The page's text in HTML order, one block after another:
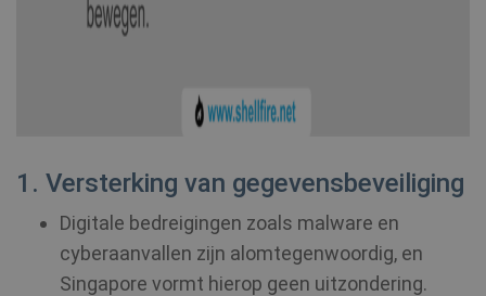
1. Versterking van gegevensbeveiliging
Digitale bedreigingen zoals malware en
cyberaanvallen zijn alomtegenwoordig, en
Singapore vormt hierop geen uitzondering.